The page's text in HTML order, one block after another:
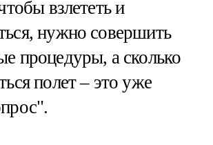
взлететь и
нужно совершить
процедуры, а сколько
полет – это уже